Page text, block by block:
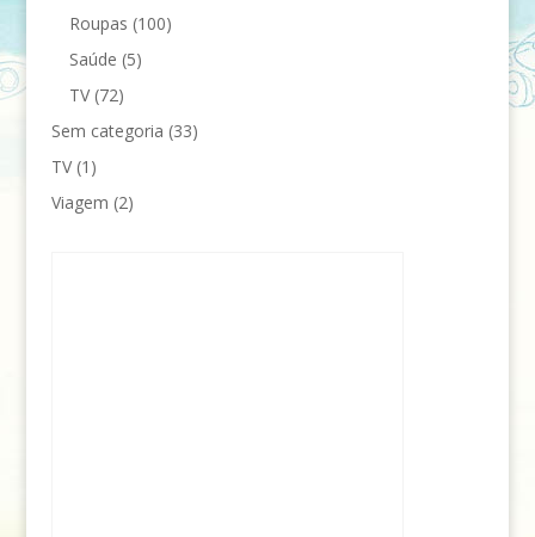
Roupas (100)
Saúde (5)
TV(72)
Sem categoria (33)
TV(1)
Viagem (2)